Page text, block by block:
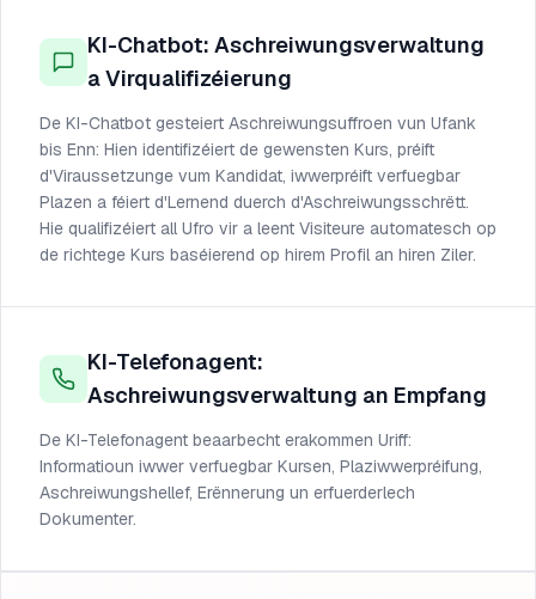
KI-Chatbot: Aschreiwungsverwaltung
a Virqualifizéierung
De KI-Chatbot gesteiert Aschreiwungsuffroen vun Ufank
bis Enn: Hien identifizéiert de gewensten Kurs, préift
d'Viraussetzunge vum Kandidat, iwwerpréift verfuegbar
Plazen a féiert d'Lernend duerch d'Aschreiwungsschrëtt.
Hie qualifizéiert all Ufro vir a leent Visiteure automatesch op
de richtege Kurs baséierend op hirem Profil an hiren Ziler.
KI-Telefonagent:
Aschreiwungsverwaltung an Empfang
De KI-Telefonagent beaarbecht erakommen Uriff:
Informatioun iwwer verfuegbar Kursen, Plaziwwerpréifung,
Aschreiwungshellef, Erënnerung un erfuerderlech
Dokumenter.